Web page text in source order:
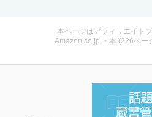
本ページはアフィリエイト
Amazon.co.jp ・本 (226ペー